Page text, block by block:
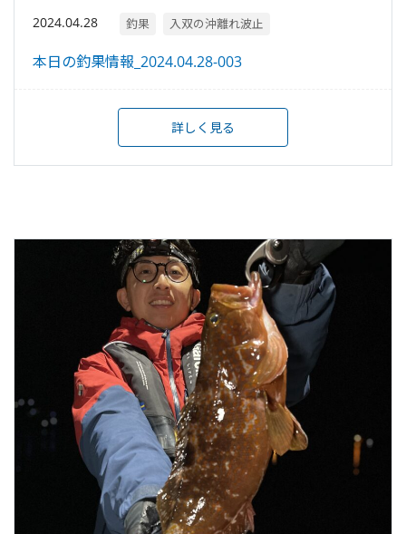
2024.04.28 釣果 入双の沖離れ波止
本日の釣果情報_2024.04.28-003
詳しく見る